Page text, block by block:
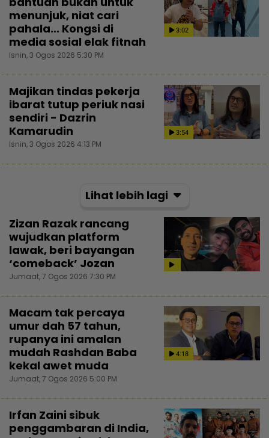
3:02
menunjuk, niat cari
pahala... Kongsi di
media sosial elak fitnah
Isnin, 3 Ogos 2026 5:30 PM
3:54
Majikan tindas pekerja
ibarat tutup periuk nasi
sendiri - Dazrin
Kamarudin
Isnin, 3 Ogos 2026 4:13 PM
Lihat lebih lagi
Zizan Razak rancang
wujudkan platform
lawak, beri bayangan
‘comeback’ Jozan
Jumaat, 7 Ogos 2026 7:30 PM
4:18
Macam tak percaya
umur dah 57 tahun,
rupanya ini amalan
mudah Rashdan Baba
kekal awet muda
Jumaat, 7 Ogos 2026 5:00 PM
Irfan Zaini sibuk
penggambaran di India,